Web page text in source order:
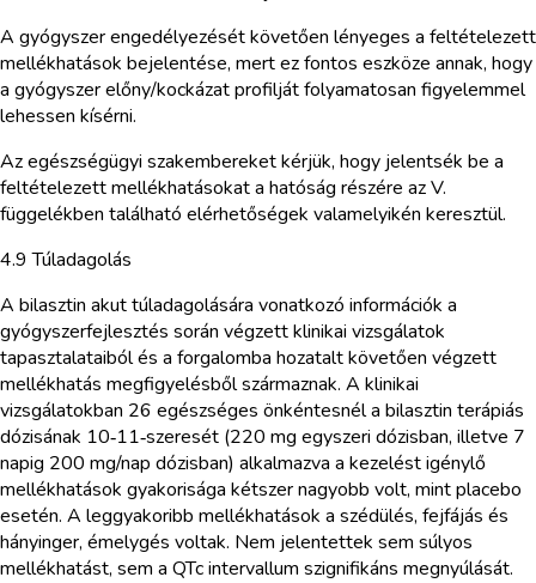
A gyógyszer engedélyezését követően lényeges a feltételezett
mellékhatások bejelentése, mert ez fontos eszköze annak, hogy
a gyógyszer előny/kockázat profilját folyamatosan figyelemmel
lehessen kísérni.
Az egészségügyi szakembereket kérjük, hogy jelentsék be a
feltételezett mellékhatásokat a hatóság részére az V.
függelékben található elérhetőségek valamelyikén keresztül.
4.9 Túladagolás
A bilasztin akut túladagolására vonatkozó információk a
gyógyszerfejlesztés során végzett klinikai vizsgálatok
tapasztalataiból és a forgalomba hozatalt követően végzett
mellékhatás megfigyelésből származnak. A klinikai
vizsgálatokban 26 egészséges önkéntesnél a bilasztin terápiás
dózisának 10‑11‑szeresét (220 mg egyszeri dózisban, illetve 7
napig 200 mg/nap dózisban) alkalmazva a kezelést igénylő
mellékhatások gyakorisága kétszer nagyobb volt, mint placebo
esetén. A leggyakoribb mellékhatások a szédülés, fejfájás és
hányinger, émelygés voltak. Nem jelentettek sem súlyos
mellékhatást, sem a QTc intervallum szignifikáns megnyúlását.